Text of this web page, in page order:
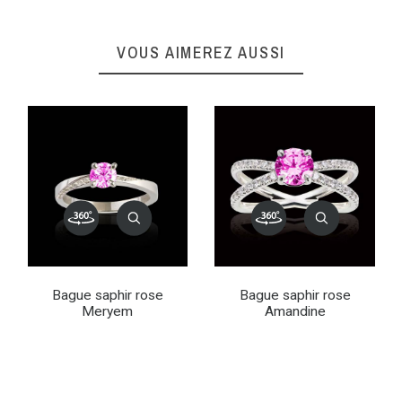
VOUS AIMEREZ AUSSI
Bague saphir rose
Meryem
Bague saphir rose
Amandine